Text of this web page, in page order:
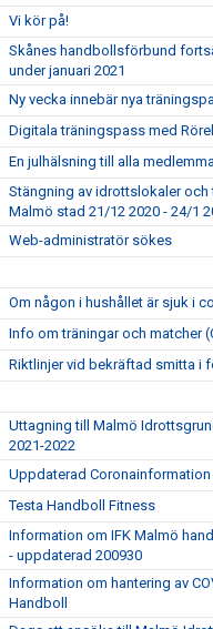
Vi kör på!
Skånes handbollsförbund
under januari 2021
Ny vecka innebär nya
Digitala träningspass med
En julhälsning till alla
Stängning av idrottslokaler
Malmö stad 21/12 2020 - 24/1
Web-administratör sökes
Om någon i hushållet är sjuk i
Info om träningar och matcher
Riktlinjer vid bekräftad smitta i
Uttagning till Malmö
2021-2022
Uppdaterad Coronainformation
Testa Handboll Fitness
Information om IFK Malmö
- uppdaterad 200930
Information om hantering av
Handboll